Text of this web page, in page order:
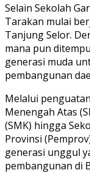
Selain Sekolah
Tarakan mulai
Tanjung Selor.
mana pun
generasi muda
pembangunan
Melalui
Menengah Atas
(SMK) hingga
Provinsi
generasi unggul
pembangunan di